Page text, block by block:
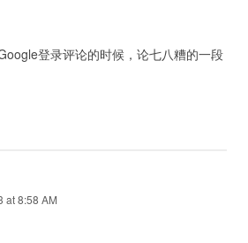
登录评论的时候，论七八糟的一段
at 8:58 AM